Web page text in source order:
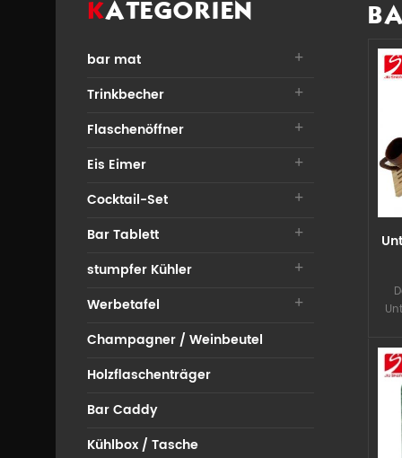
KATEGORIEN
bar mat
Trinkbecher
Flaschenöffner
Eis Eimer
Cocktail-Set
Bar Tablett
stumpfer Kühler
Werbetafel
Champagner / Weinbeutel
Holzflaschenträger
Bar Caddy
Kühlbox / Tasche